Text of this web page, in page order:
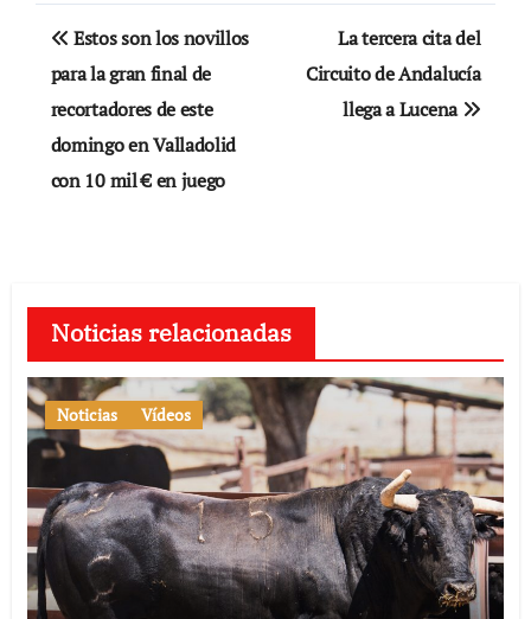
Navegación
de
entradas
Estos son los novillos
para la gran final de
recortadores de este
domingo en Valladolid
con 10 mil € en juego
La tercera cita del
Circuito de Andalucía
llega a Lucena
Noticias relacionadas
Noticias Vídeos